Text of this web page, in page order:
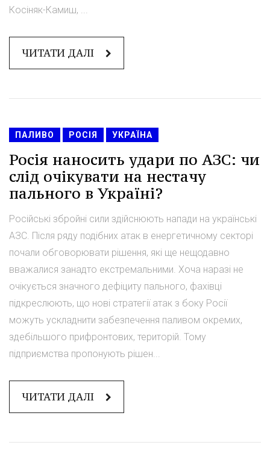
Косіняк-Камиш, ...
ЧИТАТИ ДАЛІ
ПАЛИВО РОСІЯ УКРАЇНА
Росія наносить удари по АЗС: чи
слід очікувати на нестачу
пального в Україні?
Російські збройні сили здійснюють напади на українські
АЗС. Після ряду подібних атак в енергетичному секторі
почали обговорювати рішення, які ще нещодавно
вважалися занадто екстремальними. Хоча наразі не
очікується значного дефіциту пального, фахівці
підкреслюють, що нові стратегії атак з боку Росії
можуть ускладнити забезпечення паливом окремих,
здебільшого прифронтових, територій. Тому
підприємства пропонують рішен...
ЧИТАТИ ДАЛІ